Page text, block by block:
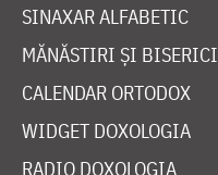
SINAXAR ALFABETIC
MĂNĂSTIRI ȘI BISERICI
CALENDAR ORTODOX
WIDGET DOXOLOGIA
RADIO DOXOLOGIA